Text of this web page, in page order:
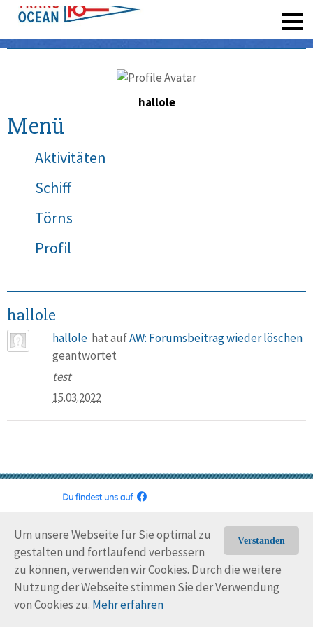
Verstanden
Um unsere Webseite für Sie optimal zu
gestalten und fortlaufend verbessern
zu können, verwenden wir Cookies. Durch die weitere
Nutzung der Webseite stimmen Sie der Verwendung
von Cookies zu. Mehr erfahren
hallole
Menü
Aktivitäten
Schiff
Törns
Profil
hallole
hallole hat aufAW: Forumsbeitrag wieder löschen
geantwortet
test
15.03.2022
Nutzungsbedingungen
Rechtliche Hinweise